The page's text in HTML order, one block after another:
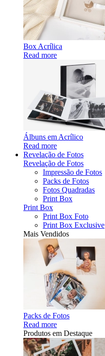
Box Acrílica
Read more
Álbuns em Acrílico
Read more
Revelação de Fotos
Revelação de Fotos
Impressão de Fotos
Packs de Fotos
Fotos Quadradas
Print Box
Print Box
Print Box Foto
Print Box Exclusive
Mais Vendidos
Packs de Fotos
Read more
Produtos em Destaque